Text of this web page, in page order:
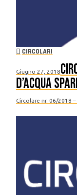
CIRCOLARI
Giugno 27, 2018
d’Acqua
Circolare nr. 06/2018